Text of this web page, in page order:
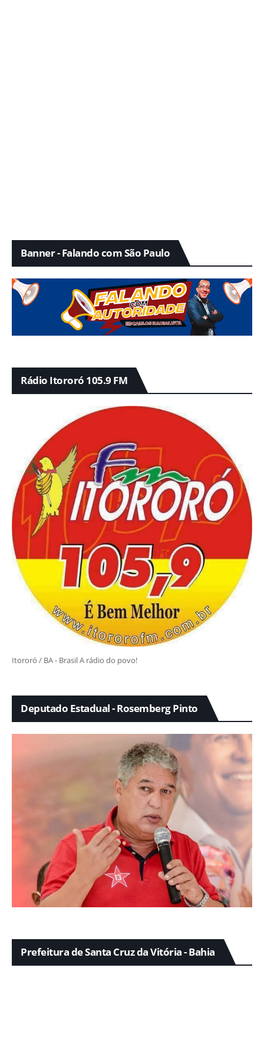
Banner - Falando com São Paulo
Rádio Itororó 105.9 FM
Itororó / BA - Brasil A rádio do povo!
Deputado Estadual - Rosemberg Pinto
Prefeitura de Santa Cruz da Vitória - Bahia